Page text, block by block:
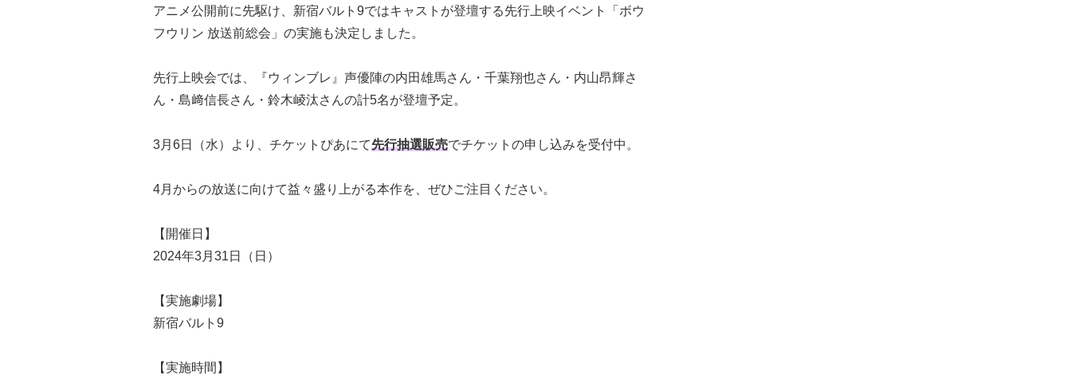
アニメ公開前に先駆け、新宿バルト9ではキャストが登壇する先⾏上映イベント「ボウ
フウリン 放送前総会」の実施も決定しました。
先行上映会では、『ウィンブレ』声優陣の内⽥雄⾺さん・千葉翔也さん・内⼭昂輝さ
ん・島﨑信⻑さん・鈴⽊崚汰さんの計5名が登壇予定。
3月6日（水）より、チケットぴあにて先行抽選販売でチケットの申し込みを受付中。
4月からの放送に向けて益々盛り上がる本作を、ぜひご注⽬ください。
【開催日】
2024年3月31日（日）
【実施劇場】
新宿バルト9
【実施時間】